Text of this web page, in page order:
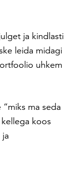
ja kindlasti
leida midagi
uhkem
ma seda
koos